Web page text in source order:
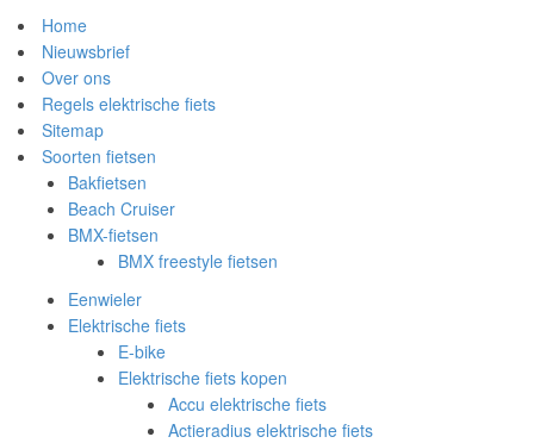
Home
Nieuwsbrief
Over ons
Regels elektrische fiets
Sitemap
Soorten fietsen
Bakfietsen
Beach Cruiser
BMX-fietsen
BMX freestyle fietsen
Eenwieler
Elektrische fiets
E-bike
Elektrische fiets kopen
Accu elektrische fiets
Actieradius elektrische fiets